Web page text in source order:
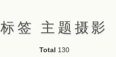
标签 主题摄影
Total 130